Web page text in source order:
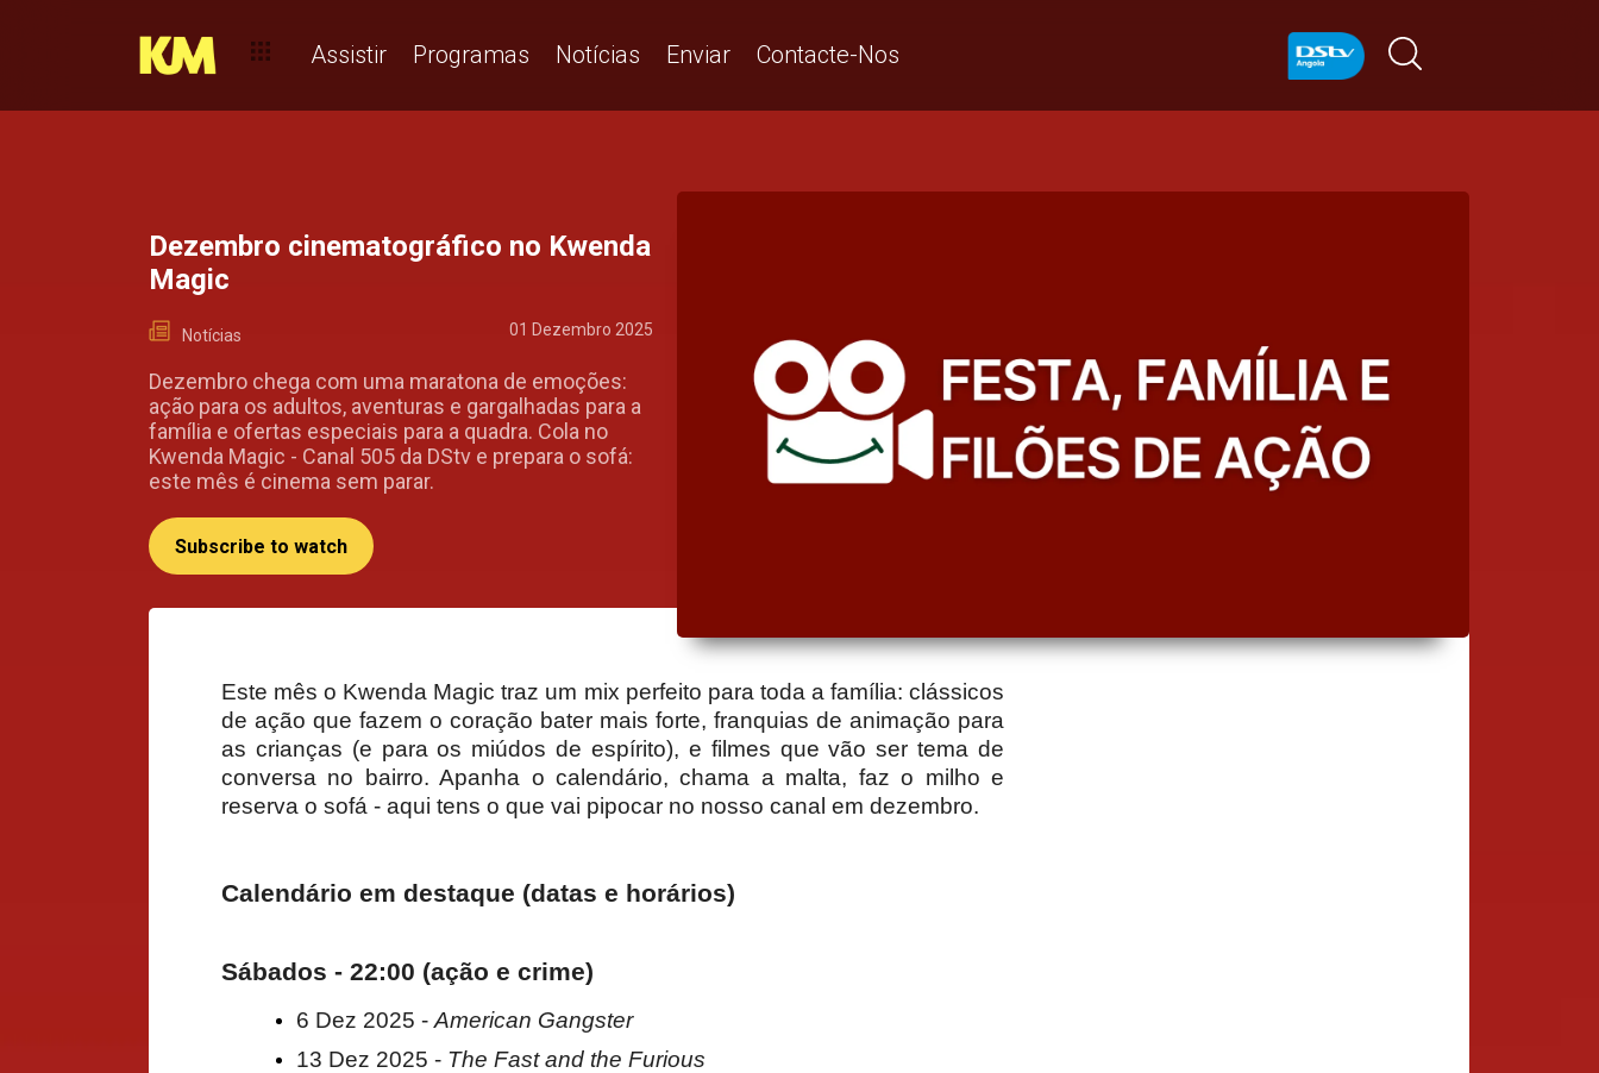
Assistir Programas Notícias Enviar Contacte-Nos
Dezembro cinematográfico no Kwenda
Magic
Notícias 01 Dezembro 2025
Dezembro chega com uma maratona de emoções:
ação para os adultos, aventuras e gargalhadas para a
família e ofertas especiais para a quadra. Cola no
Kwenda Magic - Canal 505 da DStv e prepara o sofá:
este mês é cinema sem parar.
Subscribe to watch
Este mês o Kwenda Magic traz um mix perfeito para toda a família: clássicos
de ação que fazem o coração bater mais forte, franquias de animação para
as crianças (e para os miúdos de espírito), e filmes que vão ser tema de
conversa no bairro. Apanha o calendário, chama a malta, faz o milho e
reserva o sofá - aqui tens o que vai pipocar no nosso canal em dezembro.
Calendário em destaque (datas e horários)
Sábados - 22:00 (ação e crime)
6 Dez 2025 - American Gangster
13 Dez 2025 - The Fast and the Furious